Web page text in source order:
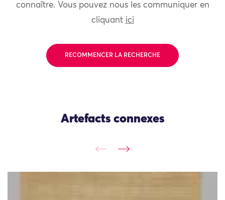
connaître. Vous pouvez nous les communiquer en
cliquant ici
RECOMMENCER LA RECHERCHE
Artefacts connexes